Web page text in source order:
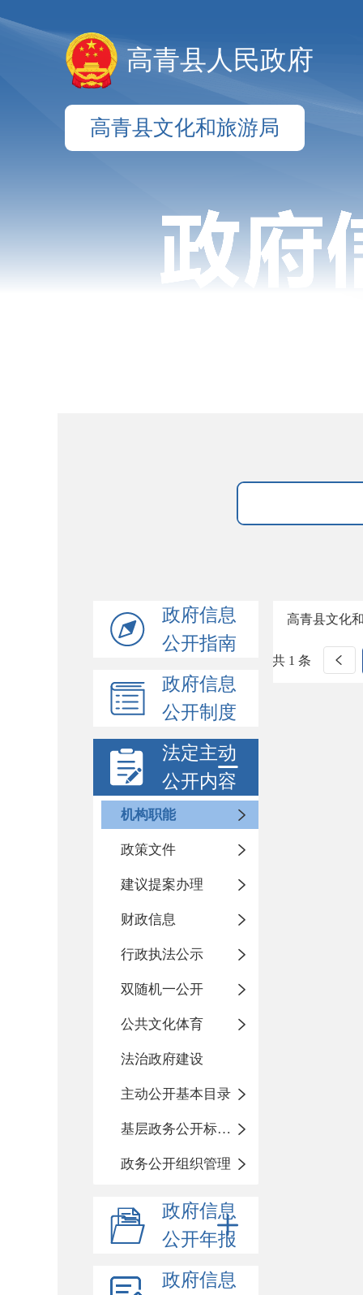
高青县人民政府
高青县文化和旅游局
政府信息
公开指南
政府信息
公开制度
法定主动
公开内容
机构职能
政策文件
建议提案办理
财政信息
行政执法公示
双随机一公开
公共文化体育
法治政府建设
主动公开基本目录
基层政务公开标准化规范化
政务公开组织管理
政府信息
公开年报
政府信息
高青县文化
共 1 条